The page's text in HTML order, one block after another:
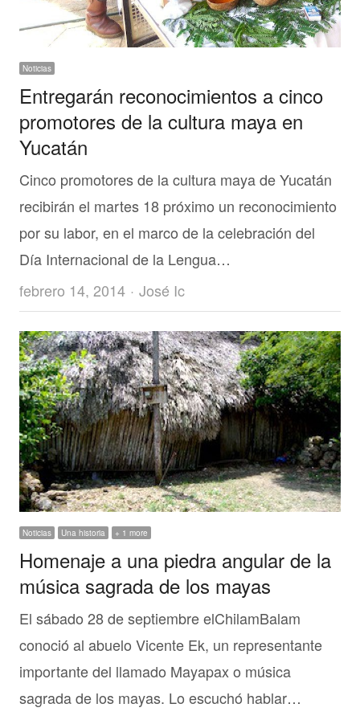
Noticias
Entregarán reconocimientos a cinco
promotores de la cultura maya en
Yucatán
Cinco promotores de la cultura maya de Yucatán
recibirán el martes 18 próximo un reconocimiento
por su labor, en el marco de la celebración del
Día Internacional de la Lengua…
febrero 14, 2014
Author
José Ic
Noticias Una historia + 1 more
Homenaje a una piedra angular de la
música sagrada de los mayas
El sábado 28 de septiembre elChilamBalam
conoció al abuelo Vicente Ek, un representante
importante del llamado Mayapax o música
sagrada de los mayas. Lo escuchó hablar…